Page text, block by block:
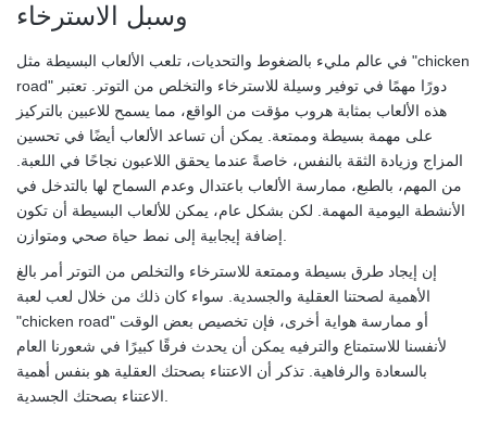
وسبل الاسترخاء
في عالم مليء بالضغوط والتحديات، تلعب الألعاب البسيطة مثل "chicken
road" دورًا مهمًا في توفير وسيلة للاسترخاء والتخلص من التوتر. تعتبر
هذه الألعاب بمثابة هروب مؤقت من الواقع، مما يسمح للاعبين بالتركيز
على مهمة بسيطة وممتعة. يمكن أن تساعد الألعاب أيضًا في تحسين
المزاج وزيادة الثقة بالنفس، خاصةً عندما يحقق اللاعبون نجاحًا في اللعبة.
من المهم، بالطبع، ممارسة الألعاب باعتدال وعدم السماح لها بالتدخل في
الأنشطة اليومية المهمة. لكن بشكل عام، يمكن للألعاب البسيطة أن تكون
إن إيجاد طرق بسيطة وممتعة للاسترخاء والتخلص من التوتر أمر بالغ
الأهمية لصحتنا العقلية والجسدية. سواء كان ذلك من خلال لعب لعبة
"chicken road" أو ممارسة هواية أخرى، فإن تخصيص بعض الوقت
لأنفسنا للاستمتاع والترفيه يمكن أن يحدث فرقًا كبيرًا في شعورنا العام
بالسعادة والرفاهية. تذكر أن الاعتناء بصحتك العقلية هو بنفس أهمية